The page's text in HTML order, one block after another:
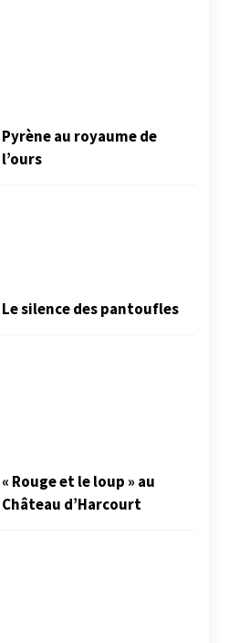
Pyrène au royaume de
l’ours
Le silence des pantoufles
« Rouge et le loup » au
Château d’Harcourt